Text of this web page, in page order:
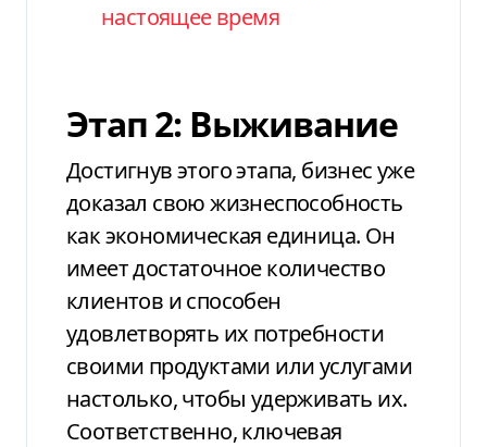
настоящее время
Этап 2: Выживание
Достигнув этого этапа, бизнес уже
доказал свою жизнеспособность
как экономическая единица. Он
имеет достаточное количество
клиентов и способен
удовлетворять их потребности
своими продуктами или услугами
настолько, чтобы удерживать их.
Соответственно, ключевая